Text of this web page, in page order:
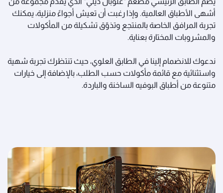
أشهى الأطباق العالمية. وإذا رغبت أن تعيش أجواءً منزلية، يمكنك
تجربة المرافق الخاصة بالمنتجع وتذوّق تشكيلة من المأكولات
والمشروبات المختارة بعناية.
ندعوك للانضمام إلينا في الطابق العلوي، حيث تنتظرك تجربة شهية
واستثنائية مع قائمة مأكولات حسب الطلب، بالإضافة إلى خيارات
متنوعة من أطباق البوفيه الساخنة والباردة.